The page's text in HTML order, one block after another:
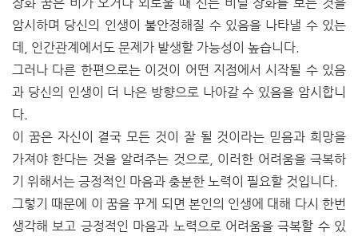
암시하며 당신의 인생이 불안정해질 수 있음을 나타낼 수 있는
데, 인간관계에서도 문제가 발생할 가능성이 높습니다.
그러나 다른 한편으로는 이것이 어떤 지점에서 시작될 수 있음
과 당신의 인생이 더 나은 방향으로 나아갈 수 있음을 암시합니
다.
이 꿈은 자신이 결국 모든 것이 잘 될 것이라는 믿음과 희망을
가져야 한다는 것을 알려주는 것으로, 이러한 어려움을 극복하
기 위해서는 긍정적인 마음과 충분한 노력이 필요할 것입니다.
그렇기 때문에 이 꿈을 꾸게 되면 본인의 인생에 대해 다시 한번
생각해 보고 긍정적인 마음과 노력으로 어려움을 극복할 수 있